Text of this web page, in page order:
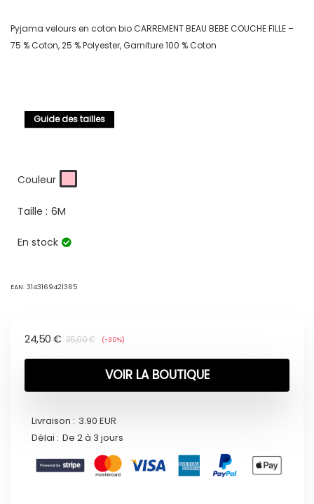
Pyjama velours en coton bio CARREMENT BEAU BEBE COUCHE FILLE –
75 % Coton, 25 % Polyester, Garniture 100 % Coton
Guide des tailles
Couleur
Taille : 6M
En stock
EAN: 3143169421365
35,00€
24,50 € (-30%)
VOIR LA BOUTIQUE
Livraison : 3.90 EUR
Délai : De 2 à 3 jours